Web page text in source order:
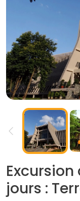
Excursion
jours :